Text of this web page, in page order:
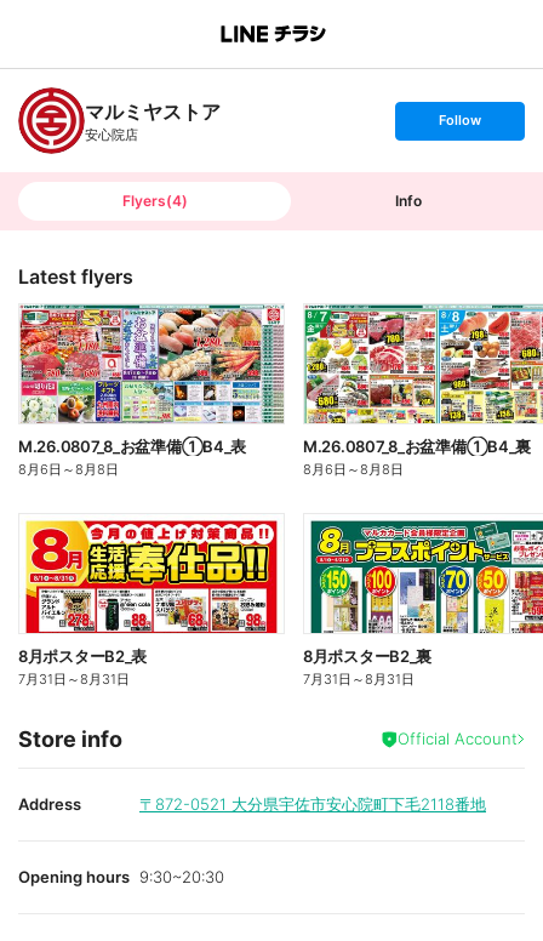
B
n
c
h
T
マルミヤストア
安心院店
s
t
o
Follow
Flyers(4) Info
Latest flyers
M.26.0807_8_お盆準備①B4_表
8月6日 ～8月8日
M.26.0807_8_お盆準備①B4_裏
8月6日 ～8月8日
8月ポスターB2_表
7月31日 ～8月31日
8月ポスターB2_裏
7月31日 ～8月31日
Store info Official Account
Address 〒872-0521 大分県宇佐市安心院町下毛2118番地
Opening hours 9:30~20:30